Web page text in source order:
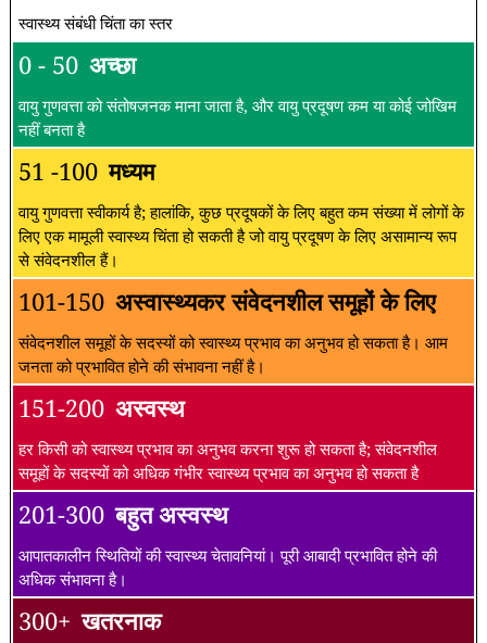
स्वास्थ्य संबंधी चिंता का स्तर
0 - 50 अच्छा
वायु गुणवत्ता को संतोषजनक माना जाता है, और वायु प्रदूषण कम या कोई जोखिम
नहीं बनता है
51 -100 मध्यम
वायु गुणवत्ता स्वीकार्य है; हालांकि, कुछ प्रदूषकों के लिए बहुत कम संख्या में लोगों के
लिए एक मामूली स्वास्थ्य चिंता हो सकती है जो वायु प्रदूषण के लिए असामान्य रूप
से संवेदनशील हैं।
101-150 अस्वास्थ्यकर संवेदनशील समूहों के लिए
संवेदनशील समूहों के सदस्यों को स्वास्थ्य प्रभाव का अनुभव हो सकता है। आम
जनता को प्रभावित होने की संभावना नहीं है।
151-200 अस्वस्थ
हर किसी को स्वास्थ्य प्रभाव का अनुभव करना शुरू हो सकता है; संवेदनशील
समूहों के सदस्यों को अधिक गंभीर स्वास्थ्य प्रभाव का अनुभव हो सकता है
201-300 बहुत अस्वस्थ
आपातकालीन स्थितियों की स्वास्थ्य चेतावनियां। पूरी आबादी प्रभावित होने की
अधिक संभावना है।
300+ खतरनाक